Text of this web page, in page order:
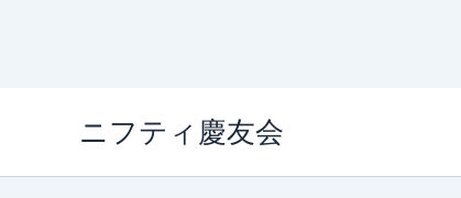
ニフティ慶友会